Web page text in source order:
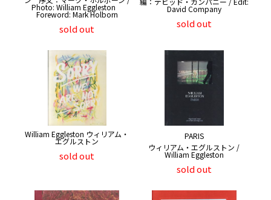
Photo: William Eggleston
Foreword: Mark Holborn
sold out
David Company
sold out
William Eggleston ウィリアム・
エグルストン
sold out
PARIS
ウィリアム・エグルストン /
William Eggleston
sold out